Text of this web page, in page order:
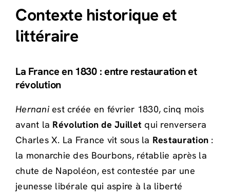
Contexte historique et
littéraire
La France en 1830 : entre restauration et
révolution
Hernaniest créée en février 1830, cinq mois
avant la Révolution de Juillet qui renversera
Charles X. La France vit sous la Restauration :
la monarchie des Bourbons, rétablie après la
chute de Napoléon, est contestée par une
jeunesse libérale qui aspire à la liberté